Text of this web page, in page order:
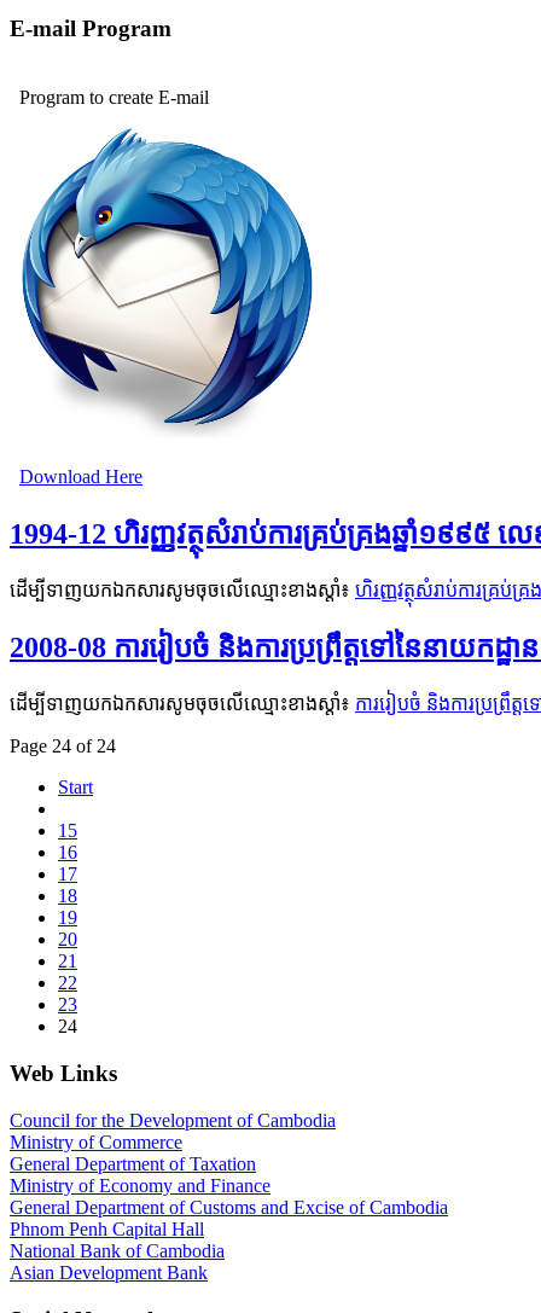
E-mail Program
Program to create E-mail
Download Here
1994-12 ហិរញ្ញវត្ថុសំរាប់ការគ្រប់គ្រងឆ្នាំ​១៩៩៥ ល
ដើម្បីទាញយកឯកសារសូមចុចលើឈ្មោះខាងស្តាំ៖ ហិរញ្ញវត្ថុសំរាប់ការគ្រប់គ្
2008-08 ការរៀបចំ និងការប្រព្រឹត្តទៅនៃនាយកដ្
ដើម្បីទាញយកឯកសារសូមចុចលើឈ្មោះខាងស្តាំ៖ ការរៀបចំ និងការប្រព្រឹត្
Page 24 of 24
Start
15
16
17
18
19
20
21
22
23
24
Web Links
Council for the Development of Cambodia
Ministry of Commerce
General Department of Taxation
Ministry of Economy and Finance
General Department of Customs and Excise of Cambodia
Phnom Penh Capital Hall
National Bank of Cambodia
Asian Development Bank